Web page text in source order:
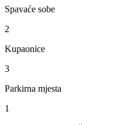
Spavaće sobe
2
Kupaonice
3
Parkirna mjesta
1